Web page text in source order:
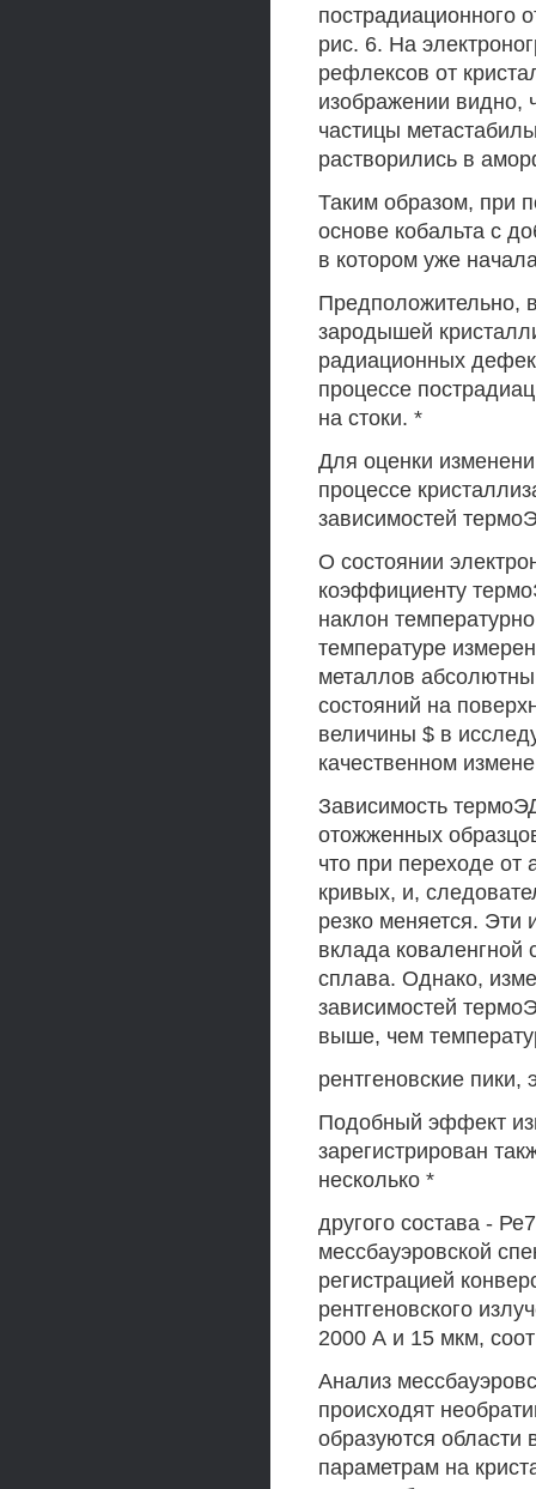
пострадиационного
рис. 6. На
рефлексов от
изображении видно,
частицы
растворились в
Таким образом, при
основе кобальта с
в котором уже
Предположительно,
зародышей
радиационных
процессе
на стоки. *
Для оценки
процессе
зависимостей
О состоянии
коэффициенту
наклон
температуре
металлов
состояний на
величины $ в
качественном
Зависимость
отожженных
что при переходе от
кривых, и,
резко меняется. Эти
вклада коваленгной
сплава. Однако,
зависимостей
выше, чем
рентгеновские пики,
Подобный эффект
зарегистрирован
несколько *
другого состава -
мессбауэровской
регистрацией
рентгеновского
2000 А и 15 мкм,
Анализ
происходят
образуются области
параметрам на